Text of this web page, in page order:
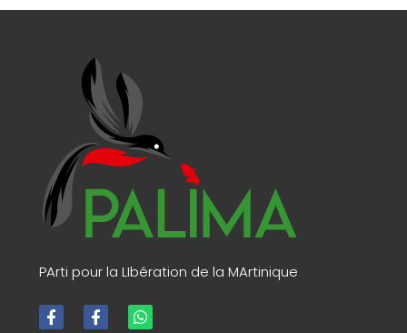
PArti pour la LIbération de la MArtinique